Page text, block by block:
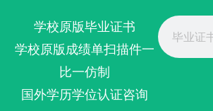
学校原版毕业证书
学校原版成绩单扫描件一
比一仿制
国外学历学位认证咨询
Search